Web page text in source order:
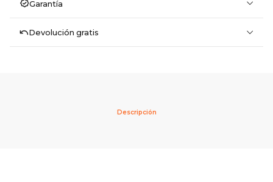
Garantía
Devolución gratis
Descripción